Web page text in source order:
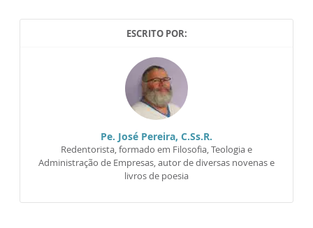
ESCRITO POR:
Pe. José Pereira, C.Ss.R.
Redentorista, formado em Filosofia, Teologia e
Administração de Empresas, autor de diversas novenas e
livros de poesia